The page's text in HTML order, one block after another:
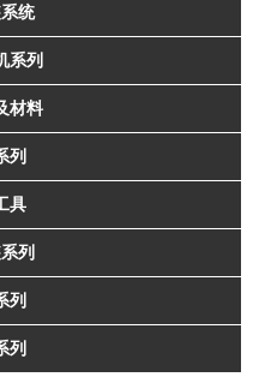
统
系列
材料
列
具
列
列
列